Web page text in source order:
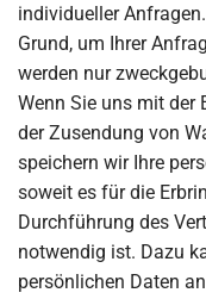
individueller
Grund, um Ihrer
werden nur
Wenn Sie uns mit der
der Zusendung von
speichern wir Ihre
soweit es für die
Durchführung des
notwendig ist. Dazu
persönlichen Daten